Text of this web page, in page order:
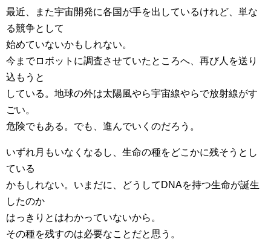
最近、また宇宙開発に各国が手を出しているけれど、単な
る競争として
始めていないかもしれない。
今までロボットに調査させていたところへ、再び人を送り
込もうと
している。地球の外は太陽風やら宇宙線やらで放射線がす
ごい。
危険でもある。でも、進んでいくのだろう。
いずれ月もいなくなるし、生命の種をどこかに残そうとし
ている
かもしれない。いまだに、どうしてDNAを持つ生命が誕生
したのか
はっきりとはわかっていないから。
その種を残すのは必要なことだと思う。